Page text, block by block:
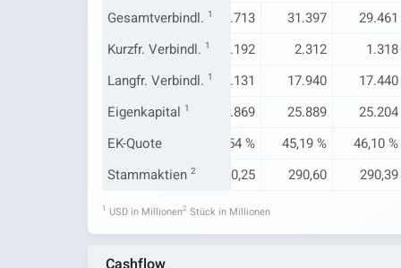
Gesamtverbindl. 1
26.941 28.509 29.713 31.397
29.461
Kurzfr. Verbindl. 1
2.016 2.016 1.192 2.312
1.318
Langfr. Verbindl. 1
14.094 15.995 18.131 17.940
17.440
Eigenkapital 1
25.333 25.648 25.869 25.889
25.204
EK-Quote
48,46 % 47,35 % 46,54 % 45,19 %
46,10 %
Stammaktien 2
291,40 290,34 290,25 290,60 290,39
1 USD in Millionen2 Stück in Millionen